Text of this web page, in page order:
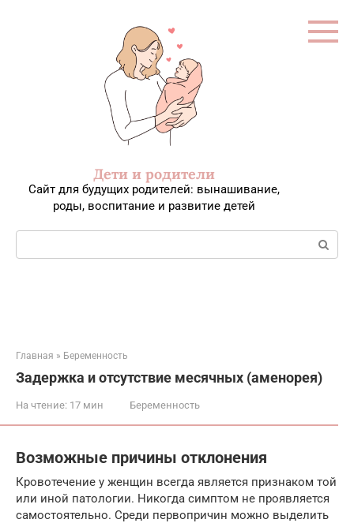
Дети и родители
Сайт для будущих родителей: вынашивание,
роды, воспитание и развитие детей
Поиск:
Главная » Беременность
Задержка и отсутствие месячных (аменорея)
На чтение: 17 мин Беременность
Возможные причины отклонения
Кровотечение у женщин всегда является признаком той
или иной патологии. Никогда симптом не проявляется
самостоятельно. Среди первопричин можно выделить